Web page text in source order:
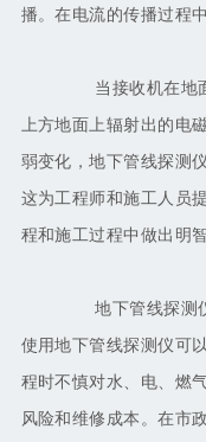
播。在电流的传播过程
当接收机在地面
上方地面上辐射出的电
弱变化，地下管线探测
这为工程师和施工人员
程和施工过程中做出明
地下管线探测仪
使用地下管线探测仪可
程时不慎对水、电、燃
风险和维修成本。在市